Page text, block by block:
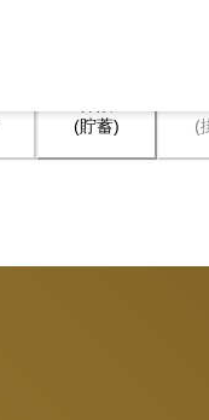
(貯蓄)
(